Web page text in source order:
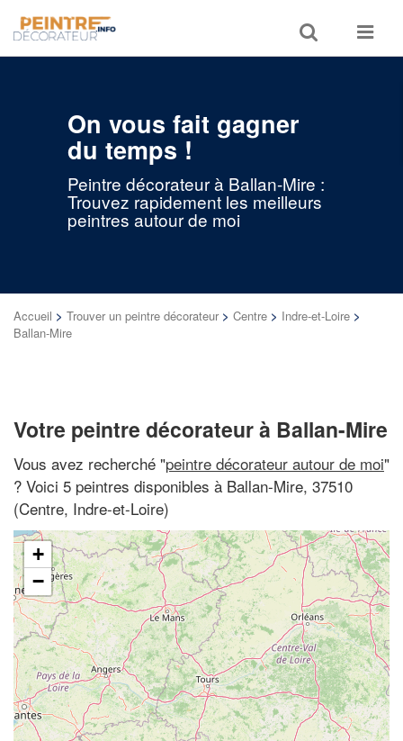
Toggle
search
Toggle
On vous fait gagner
du temps !
Peintre décorateur à Ballan-Mire :
Trouvez rapidement les meilleurs
peintres autour de moi
Accueil > Trouver un peintre décorateur > Centre > Indre-et-Loire >
Ballan-Mire
Votre peintre décorateur à Ballan-Mire
Vous avez recherché "peintre décorateur autour de moi"
? Voici 5 peintres disponibles à Ballan-Mire, 37510
(Centre, Indre-et-Loire)
+
−